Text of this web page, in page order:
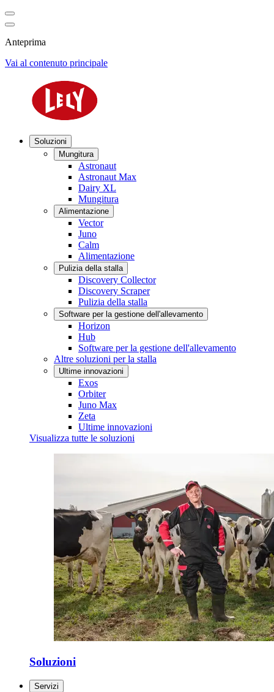
Anteprima
Vai al contenuto principale
Soluzioni
Mungitura
Astronaut
Astronaut Max
Dairy XL
Mungitura
Alimentazione
Vector
Juno
Calm
Alimentazione
Pulizia della stalla
Discovery Collector
Discovery Scraper
Pulizia della stalla
Software per la gestione dell'allevamento
Horizon
Hub
Software per la gestione dell'allevamento
Altre soluzioni per la stalla
Ultime innovazioni
Exos
Orbiter
Juno Max
Zeta
Ultime innovazioni
Visualizza tutte le soluzioni
Soluzioni
Servizi